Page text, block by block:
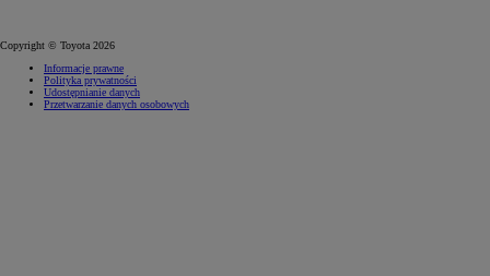
Copyright © Toyota 2026
Informacje prawne
Polityka prywatności
Udostępnianie danych
Przetwarzanie danych osobowych